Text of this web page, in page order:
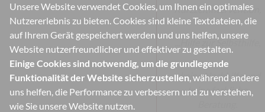
Unsere Website verwendet Cookies, um Ihnen ein optimales
Nutzererlebnis zu bieten. Cookies sind kleine Textdateien, die
auf Ihrem Gerät gespeichert werden und uns helfen, unsere
Website nutzerfreundlicher und effektiver zu gestalten.
Einige Cookies sind notwendig, um die grundlegende
Funktionalität der Website sicherzustellen, während andere
uns helfen, die Performance zu verbessern und zu verstehen,
wie Sie unsere Website nutzen.
Kurzzeitintervention,
...Hilfe zur Selbsthilfe,
...keine Nachhilfe und
keine fachliche